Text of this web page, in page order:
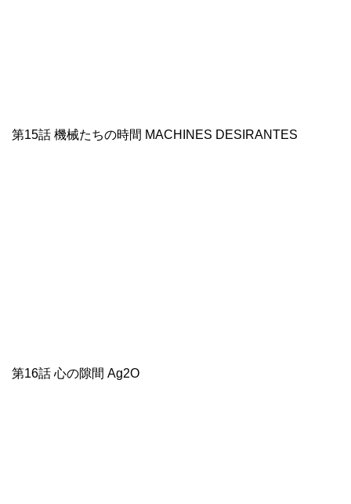
第15話 機械たちの時間 MACHINES DESIRANTES
第16話 心の隙間 Ag2O